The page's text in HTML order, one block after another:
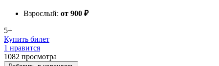
Взрослый: от 900 ₽
5+
Купить билет
1 нравится
1082 просмотра